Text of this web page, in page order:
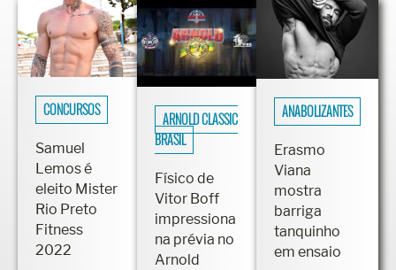
CONCURSOS
Samuel
Lemos é
eleito Mister
Rio Preto
Fitness
2022
ARNOLD CLASSIC
BRASIL
Físico de
Vitor Boff
impressiona
na prévia no
Arnold
ANABOLIZANTES
Erasmo
Viana
mostra
barriga
tanquinho
em ensaio